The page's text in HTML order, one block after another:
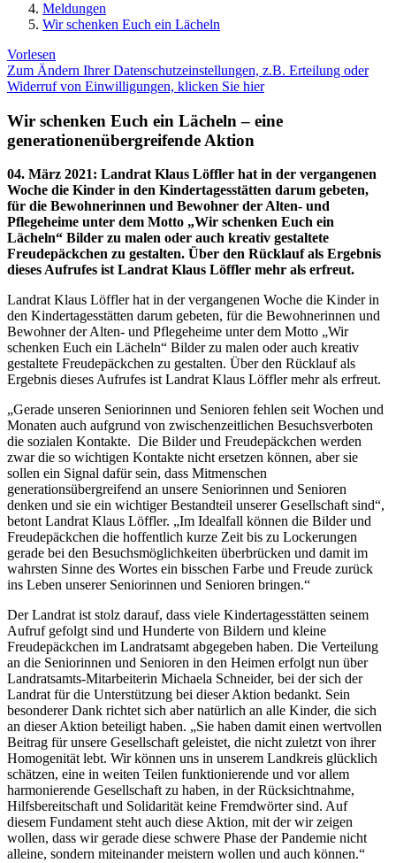
Meldungen
Wir schenken Euch ein Lächeln
Vorlesen
Zum Ändern Ihrer Datenschutzeinstellungen, z.B. Erteilung oder
Widerruf von Einwilligungen, klicken Sie hier
Wir schenken Euch ein Lächeln – eine
generationenübergreifende Aktion
04. März 2021: Landrat Klaus Löffler hat in der vergangenen
Woche die Kinder in den Kindertagesstätten darum gebeten,
für die Bewohnerinnen und Bewohner der Alten- und
Pflegeheime unter dem Motto „Wir schenken Euch ein
Lächeln“ Bilder zu malen oder auch kreativ gestaltete
Freudepäckchen zu gestalten. Über den Rücklauf als Ergebnis
dieses Aufrufes ist Landrat Klaus Löffler mehr als erfreut.
Landrat Klaus Löffler hat in der vergangenen Woche die Kinder in
den Kindertagesstätten darum gebeten, für die Bewohnerinnen und
Bewohner der Alten- und Pflegeheime unter dem Motto „Wir
schenken Euch ein Lächeln“ Bilder zu malen oder auch kreativ
gestaltete Freudepäckchen zu gestalten. Über den Rücklauf als
Ergebnis dieses Aufrufes ist Landrat Klaus Löffler mehr als erfreut.
„Gerade unseren Seniorinnen und Senioren fehlen seit Wochen und
Monaten auch aufgrund von zwischenzeitlichen Besuchsverboten
die sozialen Kontakte. Die Bilder und Freudepäckchen werden
zwar die so wichtigen Kontakte nicht ersetzen können, aber sie
sollen ein Signal dafür sein, dass Mitmenschen
generationsübergreifend an unsere Seniorinnen und Senioren
denken und sie ein wichtiger Bestandteil unserer Gesellschaft sind“,
betont Landrat Klaus Löffler. „Im Idealfall können die Bilder und
Freudepäckchen die hoffentlich kurze Zeit bis zu Lockerungen
gerade bei den Besuchsmöglichkeiten überbrücken und damit im
wahrsten Sinne des Wortes ein bisschen Farbe und Freude zurück
ins Leben unserer Seniorinnen und Senioren bringen.“
Der Landrat ist stolz darauf, dass viele Kindertagesstätten seinem
Aufruf gefolgt sind und Hunderte von Bildern und kleine
Freudepäckchen im Landratsamt abgegeben haben. Die Verteilung
an die Seniorinnen und Senioren in den Heimen erfolgt nun über
Landratsamts-Mitarbeiterin Michaela Schneider, bei der sich der
Landrat für die Unterstützung bei dieser Aktion bedankt. Sein
besonderer Dank richtet sich aber natürlich an alle Kinder, die sich
an dieser Aktion beteiligt haben. „Sie haben damit einen wertvollen
Beitrag für unsere Gesellschaft geleistet, die nicht zuletzt von ihrer
Homogenität lebt. Wir können uns in unserem Landkreis glücklich
schätzen, eine in weiten Teilen funktionierende und vor allem
harmonierende Gesellschaft zu haben, in der Rücksichtnahme,
Hilfsbereitschaft und Solidarität keine Fremdwörter sind. Auf
diesem Fundament steht auch diese Aktion, mit der wir zeigen
wollen, dass wir gerade diese schwere Phase der Pandemie nicht
alleine, sondern miteinander meistern wollen und auch können.“